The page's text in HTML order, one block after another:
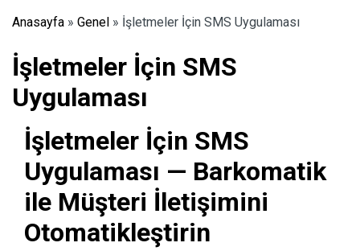
Anasayfa » Genel » İşletmeler İçin SMS Uygulaması
İşletmeler İçin SMS
Uygulaması
İşletmeler İçin SMS
Uygulaması — Barkomatik
ile Müşteri İletişimini
Otomatikleştirin